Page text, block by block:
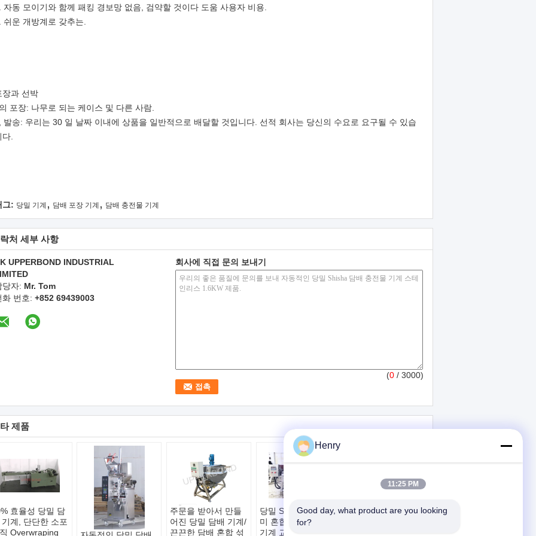
자동 모이기와 함께 패킹 경보망 없음, 검약할 것이다 도움 사용자 비용.
쉬운 개방계로 갖추는.
장과 선박
포장: 나무로 되는 케이스 및 다른 사람.
발송: 우리는 30 일 날짜 이내에 상품을 일반적으로 배달할 것입니다. 선적 회사는 당신의 수요로 요구될 수 있습
다.
그: 당밀 기계 , 담배 포장 기계 , 담배 충전물 기계
처 세부 사항
UPPERBOND INDUSTRIAL
당자: Mr. Tom
화 번호: +852 69439003
회사에 직접 문의 보내기
(0 / 3000)
제품
효율성 당밀 담
기계, 단단한 소포
Overwraping
주문을 받아서 만들
어진 당밀 담배 기계/
끈끈한 담배 혼합 섞
당밀 Shisha 담배 풍
미 혼합물 믹서 섞는
기계 교반기 100L
PLC 터치스크린을
Henry
11:25 PM
Good day, what product are you looking
for?